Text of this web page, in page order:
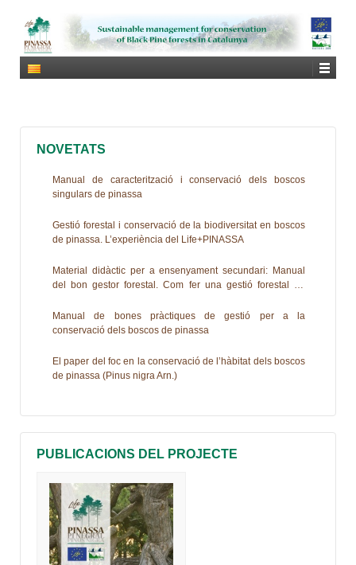
NOVETATS
Manual de caracterització i conservació dels boscos
singulars de pinassa
Gestió forestal i conservació de la biodiversitat en boscos
de pinassa. L’experiència del Life+PINASSA
Material didàctic per a ensenyament secundari: Manual
del bon gestor forestal. Com fer una gestió forestal de
biodiversitat
Manual de bones pràctiques de gestió per a la
conservació dels boscos de pinassa
El paper del foc en la conservació de l’hàbitat dels boscos
de pinassa (Pinus nigra Arn.)
PUBLICACIONS DEL PROJECTE